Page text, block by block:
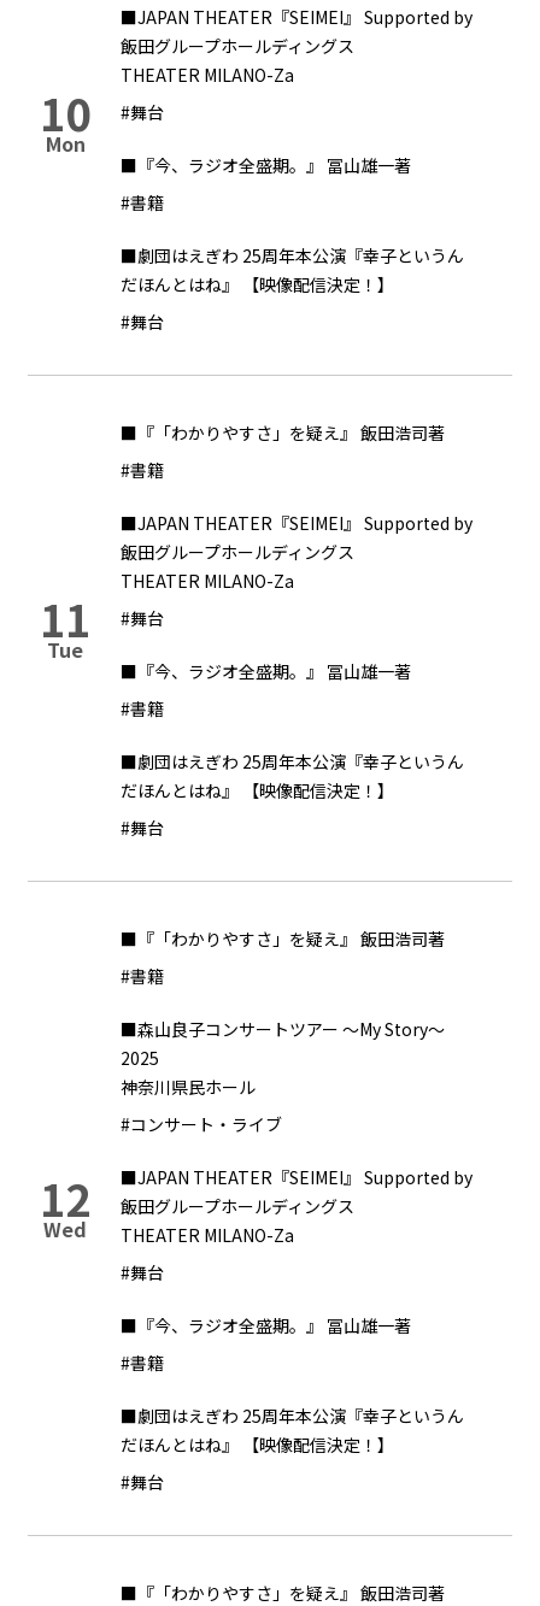
10
Mon
■JAPAN THEATER『SEIMEI』 Supported by
飯田グループホールディングス
THEATER MILANO-Za
#舞台
■『今、ラジオ全盛期。』 冨山雄一著
#書籍
■劇団はえぎわ 25周年本公演『幸子というん
だほんとはね』 【映像配信決定！】
#舞台
11
Tue
■『「わかりやすさ」を疑え』 飯田浩司著
#書籍
■JAPAN THEATER『SEIMEI』 Supported by
飯田グループホールディングス
THEATER MILANO-Za
#舞台
■『今、ラジオ全盛期。』 冨山雄一著
#書籍
■劇団はえぎわ 25周年本公演『幸子というん
だほんとはね』 【映像配信決定！】
#舞台
12
Wed
■『「わかりやすさ」を疑え』 飯田浩司著
#書籍
■森山良子コンサートツアー 〜My Story〜
2025
神奈川県民ホール
#コンサート・ライブ
■JAPAN THEATER『SEIMEI』 Supported by
飯田グループホールディングス
THEATER MILANO-Za
#舞台
■『今、ラジオ全盛期。』 冨山雄一著
#書籍
■劇団はえぎわ 25周年本公演『幸子というん
だほんとはね』 【映像配信決定！】
#舞台
■『「わかりやすさ」を疑え』 飯田浩司著